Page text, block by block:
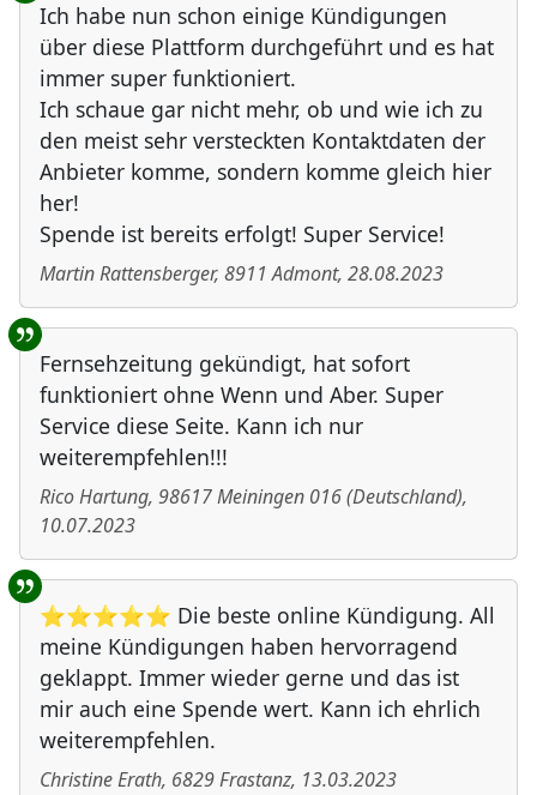
Ich habe nun schon einige Kündigungen
über diese Plattform durchgeführt und es hat
immer super funktioniert.
Ich schaue gar nicht mehr, ob und wie ich zu
den meist sehr versteckten Kontaktdaten der
Anbieter komme, sondern komme gleich hier
her!
Spende ist bereits erfolgt! Super Service!
Martin Rattensberger, 8911 Admont, 28.08.2023
Fernsehzeitung gekündigt, hat sofort
funktioniert ohne Wenn und Aber. Super
Service diese Seite. Kann ich nur
weiterempfehlen!!!
Rico Hartung, 98617Meiningen 016(Deutschland),
10.07.2023
⭐⭐⭐⭐⭐ Die beste online Kündigung. All
meine Kündigungen haben hervorragend
geklappt. Immer wieder gerne und das ist
mir auch eine Spende wert. Kann ich ehrlich
weiterempfehlen.
Christine Erath, 6829Frastanz, 13.03.2023